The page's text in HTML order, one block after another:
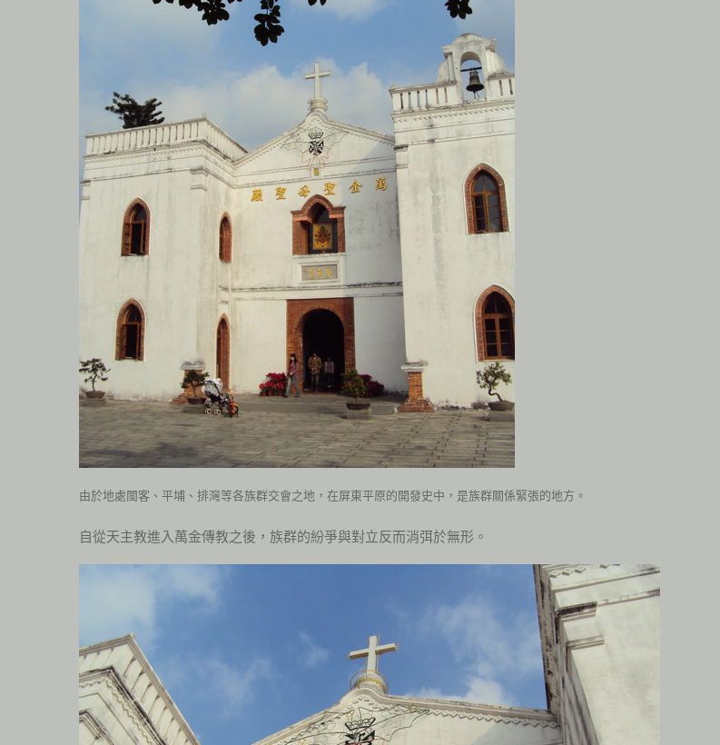
由於地處閩客、平埔、排灣等各族群交會之地，在屏東平原的開發史中，是族群關係緊張的地方。
自從天主教進入萬金傳教之後，族群的紛爭與對立反而消弭於無形。